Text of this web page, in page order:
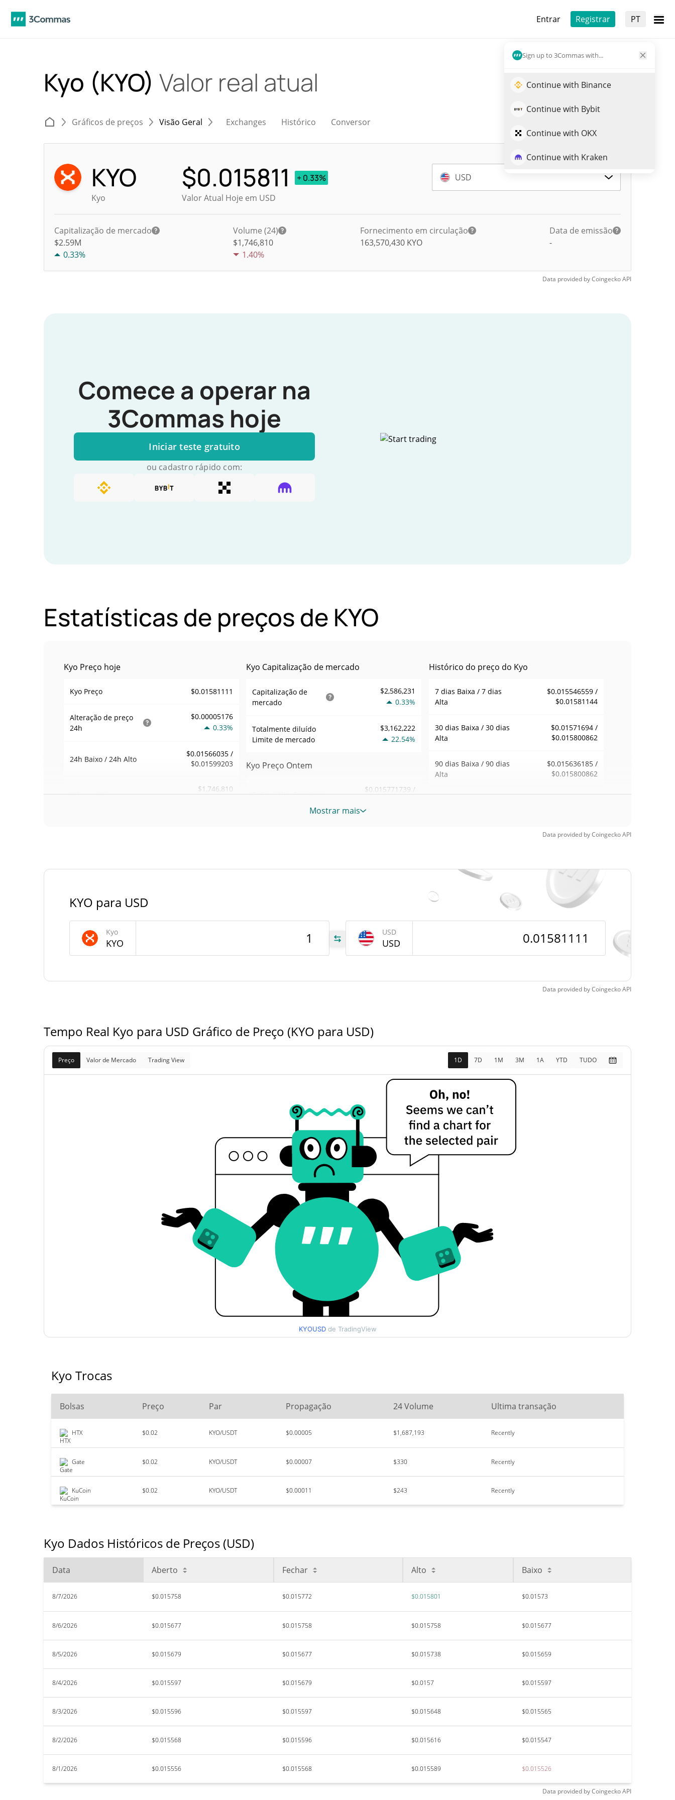
Entrar Registrar PT
Sign up to 3Commas with...
Continue with Binance
Continue with Bybit
Continue with OKX
Continue with Kraken
Kyo (KYO) Valor real atual
Gráficos de preços Visão Geral Exchanges Histórico Conversor
KYO
Kyo
$0.015811
+ 0.33%
Valor Atual Hoje em USD
USD
Capitalização de mercado
$2.59M
0.33%
Volume (24)
$1,746,810
1.40%
Fornecimento em circulação
163,570,430 KYO
Data de emissão
-
Data provided byCoingeckoAPI
Comece a operar na
3Commas hoje
Iniciar teste gratuito
ou cadastro rápido com:
Estatísticas de preços de KYO
Kyo Preço hoje
Kyo Preço $0.01581111
Alteração de preço
24h
$0.00005176
0.33%
24h Baixo / 24h Alto
$0.01566035 /
$0.01599203
Volume24h
$1,746,810
Fornecimento de Kyo
Fornecimento em
circulação
Kyo Capitalização de mercado
Capitalização de
mercado
$2,586,231
0.33%
Totalmente diluído
Limite de mercado
$3,162,222
22.54%
Kyo Preço Ontem
Baixa / Alta de ontem
$0.015771739 /
Histórico do preço do Kyo
7 dias Baixa / 7 dias
Alta
$0.015546559 /
$0.01581144
30 dias Baixa / 30 dias
Alta
$0.01571694 /
$0.015800862
90 dias Baixa / 90 dias
Alta
$0.015636185 /
$0.015800862
Baixa de todos os
tempos
atrás)
$0.01317086
20.05%
Mostrar mais
Data provided byCoingeckoAPI
KYO para USD
Kyo
KYO
USD
USD
Data provided byCoingeckoAPI
Tempo Real Kyo para USD Gráfico de Preço (KYO para USD)
Preço Valor de Mercado Trading View 1D 7D 1M 3M 1A YTD TUDO
KYOUSD de TradingView
Kyo Trocas
Bolsas Preço Par Propagação 24 Volume Ultima transação
HTX $0.02 KYO/USDT $0.00005 $1,687,193 Recently
Gate $0.02 KYO/USDT $0.00007 $330 Recently
KuCoin $0.02 KYO/USDT $0.00011 $243 Recently
Kyo Dados Históricos de Preços (USD)
Data Aberto Fechar Alto Baixo
8/7/2026 $0.015758 $0.015772 $0.015801 $0.01573
8/6/2026 $0.015677 $0.015758 $0.015758 $0.015677
8/5/2026 $0.015679 $0.015677 $0.015738 $0.015659
8/4/2026 $0.015597 $0.015679 $0.0157 $0.015597
8/3/2026 $0.015596 $0.015597 $0.015648 $0.015565
8/2/2026 $0.015568 $0.015596 $0.015616 $0.015547
8/1/2026 $0.015556 $0.015568 $0.015589 $0.015526
Data provided byCoingeckoAPI